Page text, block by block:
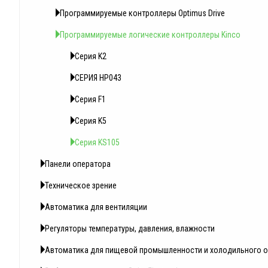
Программируемые контроллеры Optimus Drive
Программируемые логические контроллеры Kinсo
Серия K2
СЕРИЯ HP043
Серия F1
Серия K5
Серия KS105
Панели оператора
Техническое зрение
Автоматика для вентиляции
Регуляторы температуры, давления, влажности
Автоматика для пищевой промышленности и холодильного